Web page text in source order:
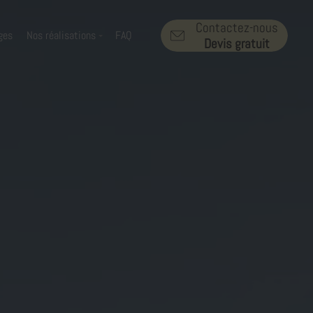
Nos réalisations FAQ
Contactez-nous
Devis gratuit